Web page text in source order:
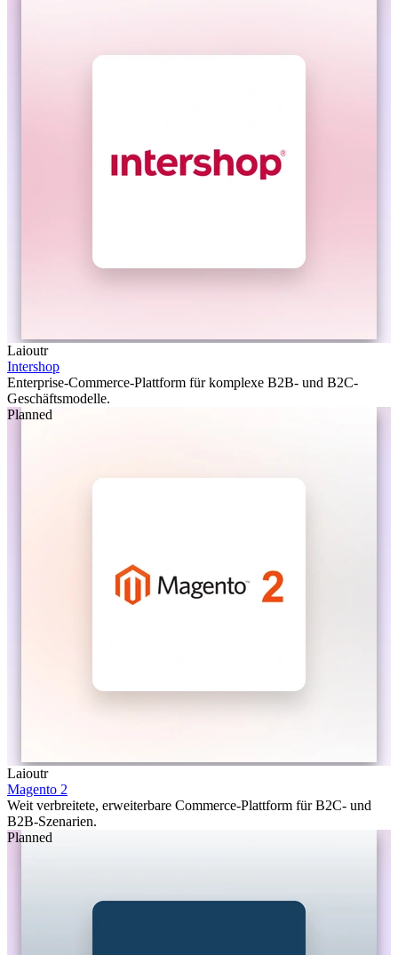
Laioutr
Intershop
Enterprise-Commerce-Plattform für komplexe B2B- und B2C-
Geschäftsmodelle.
Planned
Laioutr
Magento 2
Weit verbreitete, erweiterbare Commerce-Plattform für B2C- und
B2B-Szenarien.
Planned